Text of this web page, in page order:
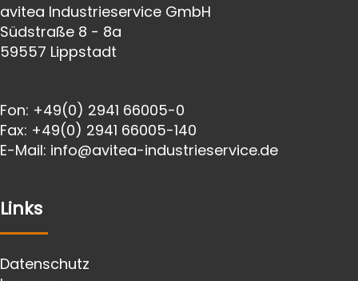
avitea Industrieservice GmbH
Südstraße 8 - 8a
59557 Lippstadt
Fon: +49(0) 2941 66005-0
Fax: +49(0) 2941 66005-140
E-Mail: info@avitea-industrieservice.de
Links
Datenschutz